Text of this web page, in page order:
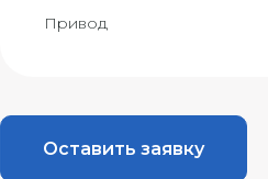
Привод
Оставить заявку